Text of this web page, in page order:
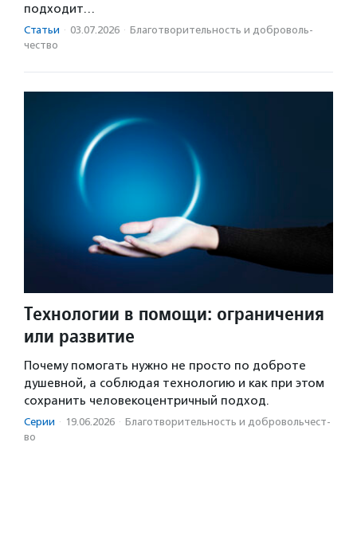
подходит…
Статьи · 03.07.2026 · Благотвори­тель­ность и доброволь­
чест­во
Технологии в помощи: ограничения
или развитие
Почему помогать нужно не просто по доброте
душевной, а соблюдая технологию и как при этом
сохранить человекоцентричный подход.
Серии · 19.06.2026 · Благотвори­тель­ность и доброволь­чест­
во